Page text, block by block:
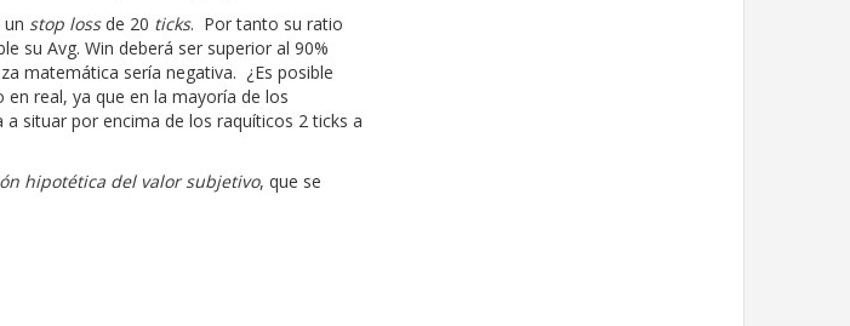
stop lossde 20 ticks. Por tanto su ratio
su Avg. Win deberá ser superior al 90%
matemática sería negativa. ¿Es posible
real, ya que en la mayoría de los
situar por encima de los raquíticos 2 ticks a
hipotética del valor subjetivo, que se